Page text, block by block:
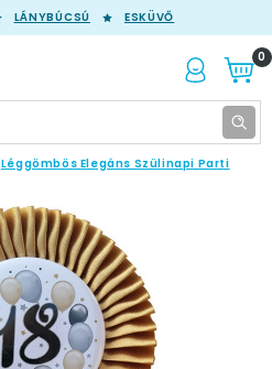
LÁNYBÚCSÚ ESKÜVŐ
0
Léggömbös Elegáns Szülinapi Parti